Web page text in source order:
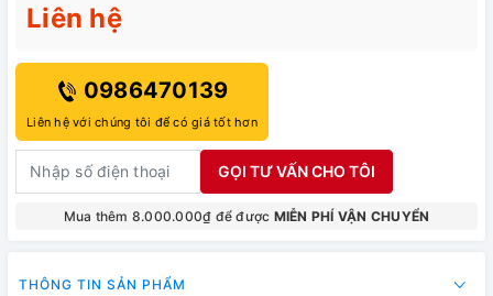
Liên hệ
0986470139
Liên hệ với chúng tôi để có giá tốt hơn
GỌI TƯ VẤN CHO TÔI
Mua thêm 8.000.000₫ để được MIỄN PHÍ VẬN CHUYỂN
THÔNG TIN SẢN PHẨM